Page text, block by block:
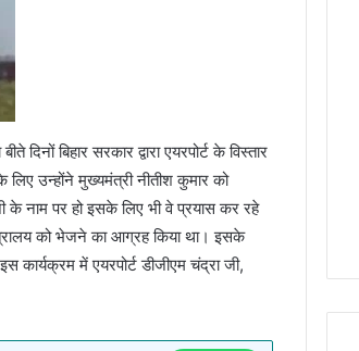
बिहार सरकार द्वारा एयरपोर्ट के विस्तार
उन्होंने मुख्यमंत्री नीतीश कुमार को
के नाम पर हो इसके लिए भी वे प्रयास कर रहे
को भेजने का आग्रह किया था। इसके
कार्यक्रम में एयरपोर्ट डीजीएम चंद्रा जी,